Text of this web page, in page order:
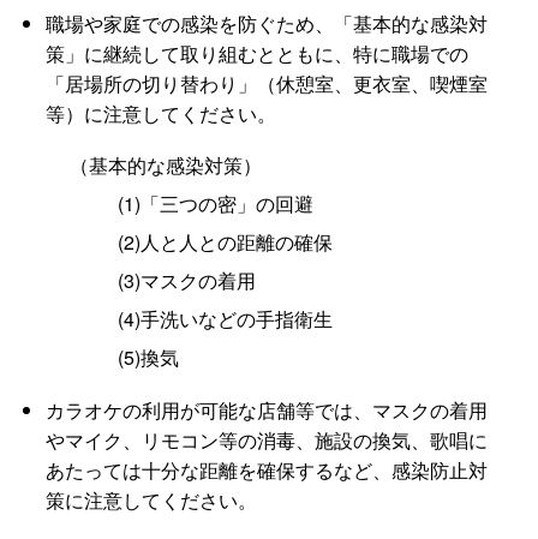
職場や家庭での感染を防ぐため、「基本的な感染対
策」に継続して取り組むとともに、特に職場での
「居場所の切り替わり」（休憩室、更衣室、喫煙室
等）に注意してください。
（基本的な感染対策）
(1)「三つの密」の回避
(2)人と人との距離の確保
(3)マスクの着用
(4)手洗いなどの手指衛生
(5)換気
カラオケの利用が可能な店舗等では、マスクの着用
やマイク、リモコン等の消毒、施設の換気、歌唱に
あたっては十分な距離を確保するなど、感染防止対
策に注意してください。